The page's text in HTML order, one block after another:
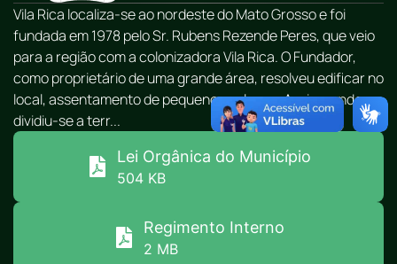
Vila Rica localiza-se ao nordeste do Mato Grosso e foi
fundada em 1978 pelo Sr. Rubens Rezende Peres, que veio
para a região com a colonizadora Vila Rica. O Fundador,
como proprietário de uma grande área, resolveu edificar no
local, assentamento de pequenos colonos. Assim sendo,
dividiu-se a terr...
Lei Orgânica do Município
504 KB
Regimento Interno
2 MB